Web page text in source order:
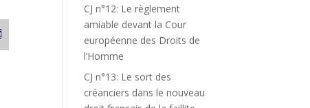
CJ n°12: Le règlement
amiable devant la Cour
européenne des Droits de
l’Homme
CJ n°13: Le sort des
créanciers dans le nouveau